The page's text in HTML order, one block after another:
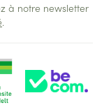
à notre newsletter
.